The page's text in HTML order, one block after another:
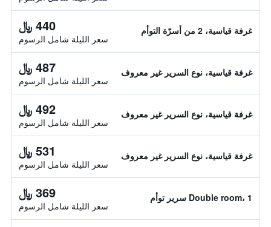
غرفة قياسية، 2 من أسرّة التوأم 440 ﷼
سعر الليلة شامل الرسوم
غرفة قياسية، نوع السرير غير معروف 487 ﷼
سعر الليلة شامل الرسوم
غرفة قياسية، نوع السرير غير معروف 492 ﷼
سعر الليلة شامل الرسوم
غرفة قياسية، نوع السرير غير معروف 531 ﷼
سعر الليلة شامل الرسوم
Double room، 1 سرير توأم 369 ﷼
سعر الليلة شامل الرسوم